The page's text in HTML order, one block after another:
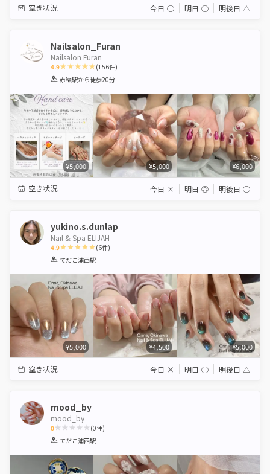
空き状況 今日 ◯ 明日 ◯ 明後日 △
Nailsalon_Furan
Nailsalon Furan
4.9
1 2 3 4 5
(156件)
赤嶺駅から徒歩20分
¥5,000 ¥5,000 ¥6,000
空き状況 今日 × 明日 ◎ 明後日 ◯
yukino.s.dunlap
Nail & Spa ELIJAH
4.9
1 2 3 4 5
(6件)
てだこ浦西駅
¥5,000 ¥4,500 ¥5,000
空き状況 今日 × 明日 ◯ 明後日 △
mood_by
mood_by
0
1 2 3 4 5
(0件)
てだこ浦西駅